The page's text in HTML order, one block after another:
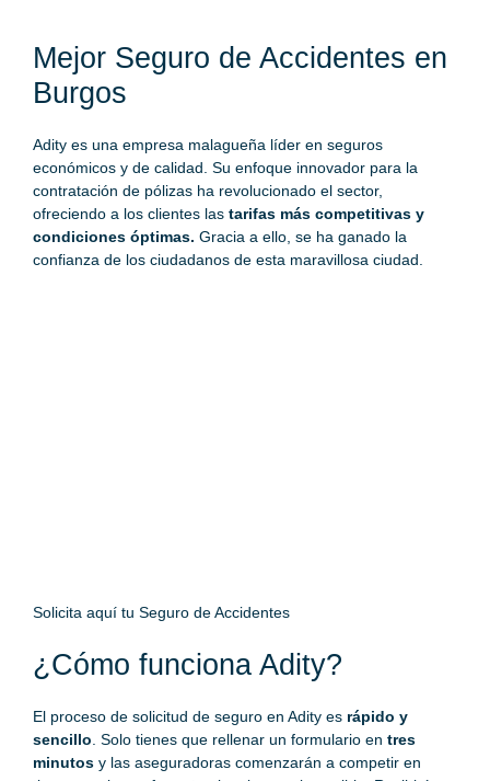
Mejor Seguro de Accidentes en
Burgos
Adity es una empresa malagueña líder en seguros
económicos y de calidad. Su enfoque innovador para la
contratación de pólizas ha revolucionado el sector,
ofreciendo a los clientes las tarifas más competitivas y
condiciones óptimas. Gracia a ello, se ha ganado la
confianza de los ciudadanos de esta maravillosa ciudad.
Solicita aquí tu Seguro de Accidentes
¿Cómo funciona Adity?
El proceso de solicitud de seguro en Adity es rápido y
sencillo . Solo tienes que rellenar un formulario en tres
minutos y las aseguradoras comenzarán a competir en